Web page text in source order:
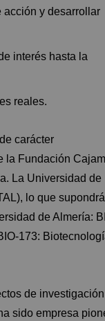
acción y desarrollar
interés hasta la
reales.
carácter
la Fundación
La Universidad de
lo que
de Almería:
173:
de
sido empresa